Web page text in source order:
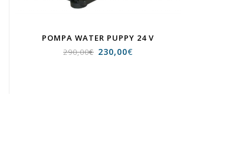
POMPA WATER PUPPY 24 V
290,00€ 230,00€